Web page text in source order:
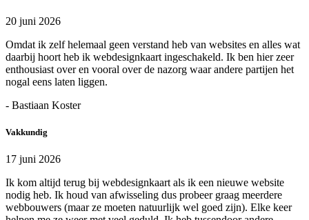
20 juni 2026
Omdat ik zelf helemaal geen verstand heb van websites en alles wat
daarbij hoort heb ik webdesignkaart ingeschakeld. Ik ben hier zeer
enthousiast over en vooral over de nazorg waar andere partijen het
nogal eens laten liggen.
- Bastiaan Koster
Vakkundig
17 juni 2026
Ik kom altijd terug bij webdesignkaart als ik een nieuwe website
nodig heb. Ik houd van afwisseling dus probeer graag meerdere
webbouwers (maar ze moeten natuurlijk wel goed zijn). Elke keer